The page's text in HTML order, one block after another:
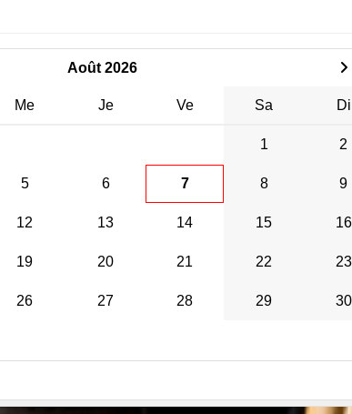
Août 2026
Me Je Ve Sa Di
1 2
5 6 7 8 9
12 13 14 15 16
19 20 21 22 23
26 27 28 29 30